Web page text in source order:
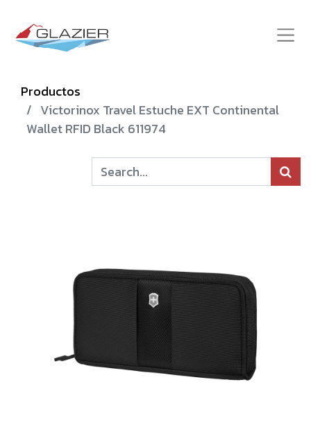
Productos
Victorinox Travel Estuche EXT Continental
Wallet RFID Black 611974